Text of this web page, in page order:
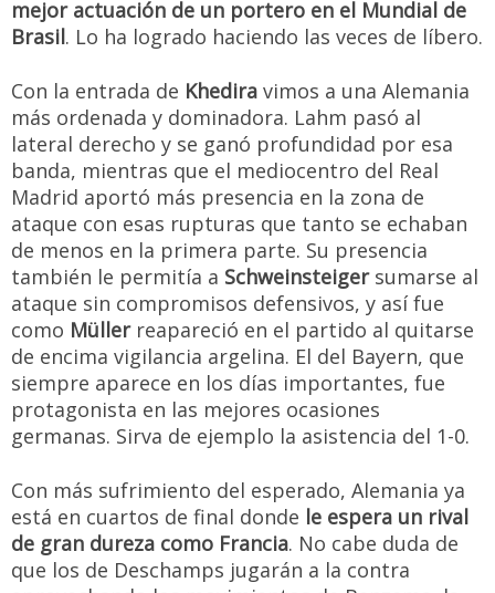
mejor actuación de un portero en el Mundial de
Brasil. Lo ha logrado haciendo las veces de líbero.
Con la entrada de Khedira vimos a una Alemania
más ordenada y dominadora. Lahm pasó al
lateral derecho y se ganó profundidad por esa
banda, mientras que el mediocentro del Real
Madrid aportó más presencia en la zona de
ataque con esas rupturas que tanto se echaban
de menos en la primera parte. Su presencia
también le permitía a Schweinsteiger sumarse al
ataque sin compromisos defensivos, y así fue
como Müller reapareció en el partido al quitarse
de encima vigilancia argelina. El del Bayern, que
siempre aparece en los días importantes, fue
protagonista en las mejores ocasiones
germanas. Sirva de ejemplo la asistencia del 1-0.
Con más sufrimiento del esperado, Alemania ya
está en cuartos de final donde le espera un rival
de gran dureza como Francia. No cabe duda de
que los de Deschamps jugarán a la contra